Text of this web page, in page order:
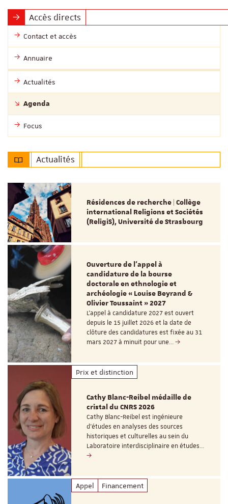
Accès directs
Contact et accès
Annuaire
Actualités
Agenda
Focus
Actualités
Résidences de recherche | Collège
international Religions et Sociétés
(ReligiS), Université de Strasbourg
Ouverture de l'appel à
candidature de la bourse
doctorale en ethnologie et
archéologie « Louise Beyrand &
Olivier Toussaint » 2027
L’appel à candidature 2027 est ouvert
depuis le 15 juillet 2026 et la date de
clôture des candidatures est fixée au 31
mars 2027 à minuit pour une…
Prix et distinction
Cathy Blanc-Reibel médaille de
cristal du CNRS 2026
Cathy Blanc-Reibel est ingénieure
d’études en analyses des sources
historiques et culturelles au sein du
Laboratoire interdisciplinaire en études…
Appel Financement